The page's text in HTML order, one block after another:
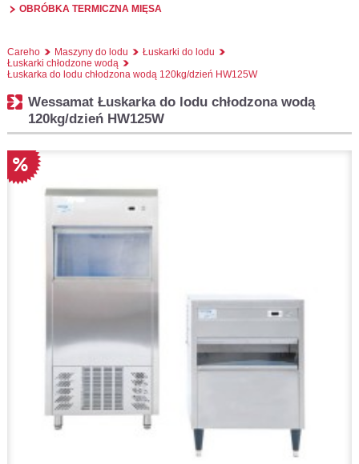
OBRÓBKA TERMICZNA MIĘSA
Careho Maszyny do lodu
Łuskarki do lodu
Łuskarki chłodzone wodą
Łuskarka do lodu chłodzona wodą 120kg/dzień HW125W
Wessamat Łuskarka do lodu chłodzona wodą
120kg/dzień HW125W